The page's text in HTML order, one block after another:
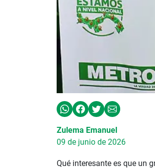
Zulema Emanuel
09 de junio de 2026
Qué interesante es que un